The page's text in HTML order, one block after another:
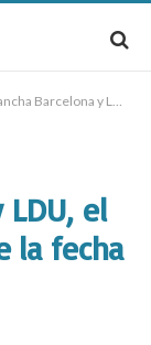
y LDU, el partido más atractivo de la fecha 12
LDU, el
la fecha